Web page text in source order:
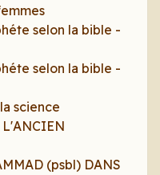
selon la bible -
selon la bible -
science
(psbl) DANS